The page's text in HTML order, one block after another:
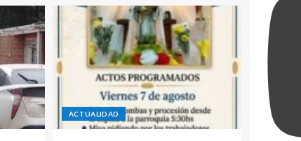
ACTUALIDAD